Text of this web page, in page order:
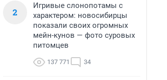
2
Игривые слонопотамы с
характером: новосибирцы
показали своих огромных
мейн-кунов — фото суровых
питомцев
137 771 34